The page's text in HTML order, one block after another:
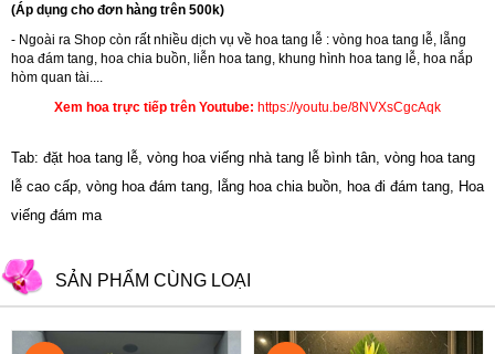
(Áp dụng cho đơn hàng trên 500k)
- Ngoài ra Shop còn rất nhiều dịch vụ về hoa tang lễ : vòng hoa tang lễ, lẵng
hoa đám tang, hoa chia buồn, liễn hoa tang, khung hình hoa tang lễ, hoa nắp
hòm quan tài....
Xem hoa trực tiếp trên Youtube: https://youtu.be/8NVXsCgcAqk
Tab: đặt hoa tang lễ, vòng hoa viếng nhà tang lễ bình tân, vòng hoa tang
lễ cao cấp, vòng hoa đám tang, lẵng hoa chia buồn, hoa đi đám tang, Hoa
viếng đám ma
SẢN PHẨM CÙNG LOẠI